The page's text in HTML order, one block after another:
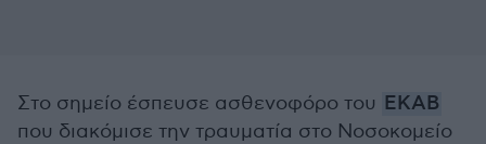
Στο σημείο έσπευσε ασθενοφόρο του ΕΚΑΒ
που διακόμισε την τραυματία στο Νοσοκομείο